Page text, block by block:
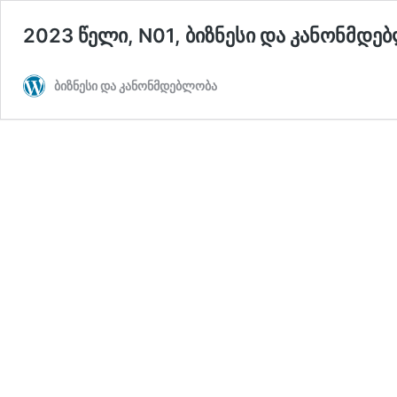
2023 წელი, N01, ბიზნესი და
ბიზნესი და კანონმდებლობა